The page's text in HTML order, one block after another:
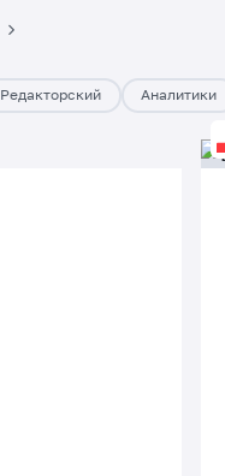
Редакторский Аналитики